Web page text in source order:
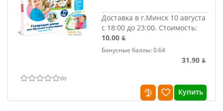
Доставка в г.Минск 10 августа
с 18:00 до 23:00. Стоимость:
10.00 ƃ
Бонусные баллы: 0.64
31.90 ƃ
(0)
Купить